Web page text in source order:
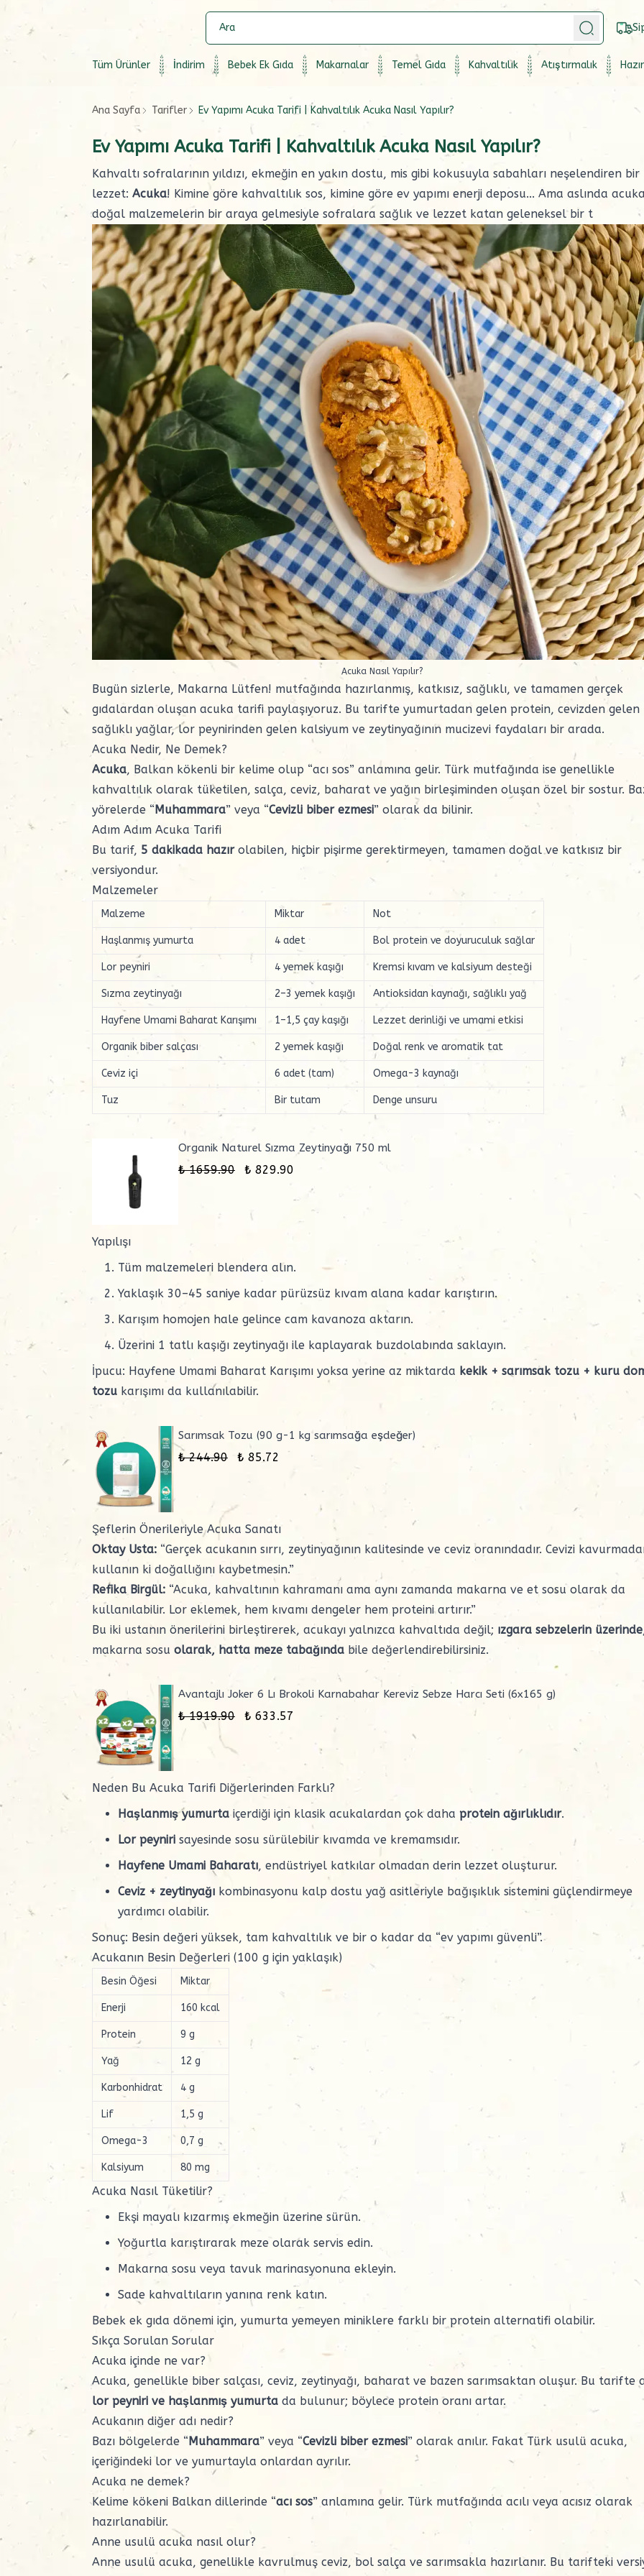
Tüm Ürünler İndirim Bebek Ek Gıda Makarnalar Temel Gıda Kahvaltılık Atıştırmalık
Ana Sayfa Tarifler Ev Yapımı Acuka Tarifi | Kahvaltılık Acuka Nasıl Yapılır?
Ev Yapımı Acuka Tarifi | Kahvaltılık Acuka Nasıl Yapılır?
Kahvaltı sofralarının yıldızı, ekmeğin en yakın dostu, mis gibi kokusuyla sabahları neşelendiren bir
lezzet: Acuka! Kimine göre kahvaltılık sos, kimine göre ev yapımı enerji deposu... Ama aslında
doğal malzemelerin bir araya gelmesiyle sofralara sağlık ve lezzet katan geleneksel bir t
Acuka Nasıl Yapılır?
Bugün sizlerle, Makarna Lütfen! mutfağında hazırlanmış, katkısız, sağlıklı, ve tamamen gerçek
gıdalardan oluşan acuka tarifi paylaşıyoruz. Bu tarifte yumurtadan gelen protein, cevizden gelen
sağlıklı yağlar, lor peynirinden gelen kalsiyum ve zeytinyağının mucizevi faydaları bir arada.
Acuka Nedir, Ne Demek?
Acuka, Balkan kökenli bir kelime olup “acı sos” anlamına gelir. Türk mutfağında ise genellikle
kahvaltılık olarak tüketilen, salça, ceviz, baharat ve yağın birleşiminden oluşan özel bir sostur.
yörelerde “Muhammara” veya “Cevizli biber ezmesi” olarak da bilinir.
Adım Adım Acuka Tarifi
Bu tarif, 5 dakikada hazırolabilen, hiçbir pişirme gerektirmeyen, tamamen doğal ve katkısız bir
versiyondur.
Malzemeler
Malzeme Miktar Not
Haşlanmış yumurta 4 adet Bol protein ve doyuruculuk sağlar
Lor peyniri 4 yemek kaşığı Kremsi kıvam ve kalsiyum desteği
Sızma zeytinyağı 2–3 yemek kaşığı Antioksidan kaynağı, sağlıklı yağ
Hayfene Umami Baharat Karışımı 1–1,5 çay kaşığı Lezzet derinliği ve umami etkisi
Organik biber salçası 2 yemek kaşığı Doğal renk ve aromatik tat
Ceviz içi 6 adet (tam) Omega-3 kaynağı
Tuz Bir tutam Denge unsuru
Organik Naturel Sızma Zeytinyağı 750 ml
₺ 1659.90 ₺ 829.90
Yapılışı
Tüm malzemeleri blendera alın.
Yaklaşık 30–45 saniye kadar pürüzsüz kıvam alana kadar karıştırın.
Karışım homojen hale gelince cam kavanoza aktarın.
Üzerini 1 tatlı kaşığı zeytinyağı ile kaplayarak buzdolabında saklayın.
İpucu: Hayfene Umami Baharat Karışımı yoksa yerine az miktarda kekik + sarımsak tozu + kuru
tozu karışımı da kullanılabilir.
Sarımsak Tozu (90 g-1 kg sarımsağa eşdeğer)
₺ 244.90 ₺ 85.72
Şeflerin Önerileriyle Acuka Sanatı
Oktay Usta: “Gerçek acukanın sırrı, zeytinyağının kalitesinde ve ceviz oranındadır. Cevizi
kullanın ki doğallığını kaybetmesin.”
Refika Birgül: “Acuka, kahvaltının kahramanı ama aynı zamanda makarna ve et sosu olarak da
kullanılabilir. Lor eklemek, hem kıvamı dengeler hem proteini artırır.”
Bu iki ustanın önerilerini birleştirerek, acukayı yalnızca kahvaltıda değil; ızgara sebzelerin
makarna sosu olarak, hatta meze tabağında bile değerlendirebilirsiniz.
Avantajlı Joker 6 Lı Brokoli Karnabahar Kereviz Sebze Harcı Seti (6x165 g)
₺ 1919.90 ₺ 633.57
Neden Bu Acuka Tarifi Diğerlerinden Farklı?
Haşlanmış yumurta içerdiği için klasik acukalardan çok daha protein ağırlıklıdır.
Lor peyniri sayesinde sosu sürülebilir kıvamda ve kremamsıdır.
Hayfene Umami Baharatı, endüstriyel katkılar olmadan derin lezzet oluşturur.
Ceviz + zeytinyağı kombinasyonu kalp dostu yağ asitleriyle bağışıklık sistemini güçlendirmeye
yardımcı olabilir.
Sonuç: Besin değeri yüksek, tam kahvaltılık ve bir o kadar da “ev yapımı güvenli”.
Acukanın Besin Değerleri (100 g için yaklaşık)
Besin Öğesi Miktar
Enerji 160 kcal
Protein 9 g
Yağ 12 g
Karbonhidrat 4 g
Lif 1,5 g
Omega-3 0,7 g
Kalsiyum 80 mg
Acuka Nasıl Tüketilir?
Ekşi mayalı kızarmış ekmeğin üzerine sürün.
Yoğurtla karıştırarak meze olarak servis edin.
Makarna sosu veya tavuk marinasyonuna ekleyin.
Sade kahvaltıların yanına renk katın.
Bebek ek gıda dönemi için, yumurta yemeyen miniklere farklı bir protein alternatifi olabilir.
Sıkça Sorulan Sorular
Acuka içinde ne var?
Acuka, genellikle biber salçası, ceviz, zeytinyağı, baharat ve bazen sarımsaktan oluşur. Bu tarifte
lor peyniri ve haşlanmış yumurta da bulunur; böylece protein oranı artar.
Acukanın diğer adı nedir?
Bazı bölgelerde “Muhammara” veya “Cevizli biber ezmesi” olarak anılır. Fakat Türk usulü acuka,
içeriğindeki lor ve yumurtayla onlardan ayrılır.
Acuka ne demek?
Kelime kökeni Balkan dillerinde “acı sos” anlamına gelir. Türk mutfağında acılı veya acısız olarak
hazırlanabilir.
Anne usulü acuka nasıl olur?
Anne usulü acuka, genellikle kavrulmuş ceviz, bol salça ve sarımsakla hazırlanır. Bu tarifteki